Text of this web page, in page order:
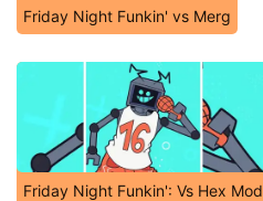
Friday Night Funkin' vs Merg
Friday Night Funkin': Vs Hex Mod